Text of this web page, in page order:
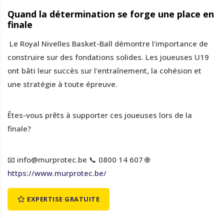
Quand la détermination se forge une place en
finale
Le Royal Nivelles Basket-Ball démontre l'importance de
construire sur des fondations solides. Les joueuses U19
ont bâti leur succès sur l'entraînement, la cohésion et
une stratégie à toute épreuve.
Êtes-vous prêts à supporter ces joueuses lors de la
finale?
📧 info@murprotec.be 📞 0800 14 607 🌐
https://www.murprotec.be/
EXPERTISE GRATUITE